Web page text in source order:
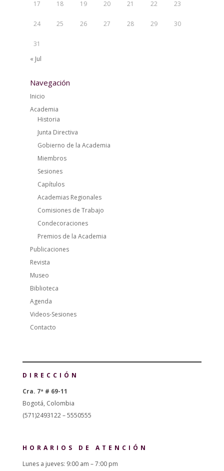
17 18 19 20 21 22 23
24 25 26 27 28 29 30
31
« Jul
Navegación
Inicio
Academia
Historia
Junta Directiva
Gobierno de la Academia
Miembros
Sesiones
Capítulos
Academias Regionales
Comisiones de Trabajo
Condecoraciones
Premios de la Academia
Publicaciones
Revista
Museo
Biblioteca
Agenda
Videos-Sesiones
Contacto
DIRECCIÓN
Cra. 7ª # 69-11
Bogotá, Colombia
(571)2493122 – 5550555
HORARIOS DE ATENCIÓN
Lunes a jueves: 9:00 am – 7:00 pm